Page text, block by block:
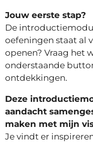
Jouw eerste stap?
De
oefeningen staat al
openen? Vraag het
onderstaande
ontdekkingen.
Deze
aandacht
maken met mijn
Je vindt er